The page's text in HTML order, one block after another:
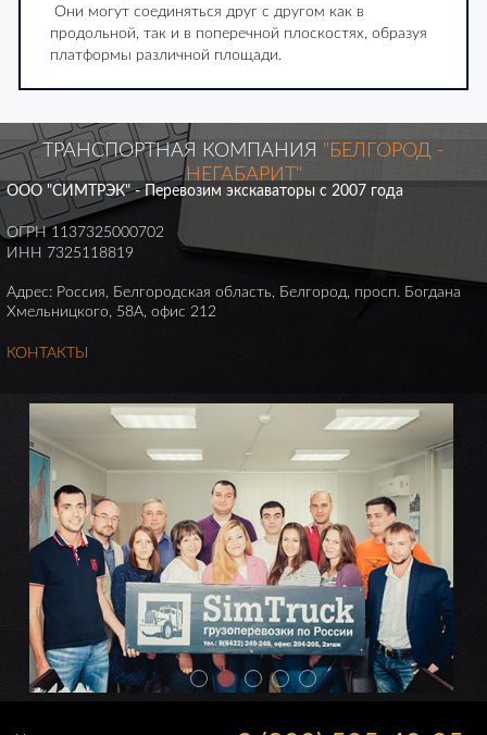
Они могут соединяться друг с другом как в
продольной, так и в поперечной плоскостях, образуя
платформы различной площади.
ТРАНСПОРТНАЯ КОМПАНИЯ "БЕЛГОРОД -
НЕГАБАРИТ"
ООО "СИМТРЭК" - Перевозим экскаваторы с 2007 года
ОГРН 1137325000702
ИНН 7325118819
Адрес: Россия, Белгородская область, Белгород, просп. Богдана
Хмельницкого, 58А, офис 212
КОНТАКТЫ